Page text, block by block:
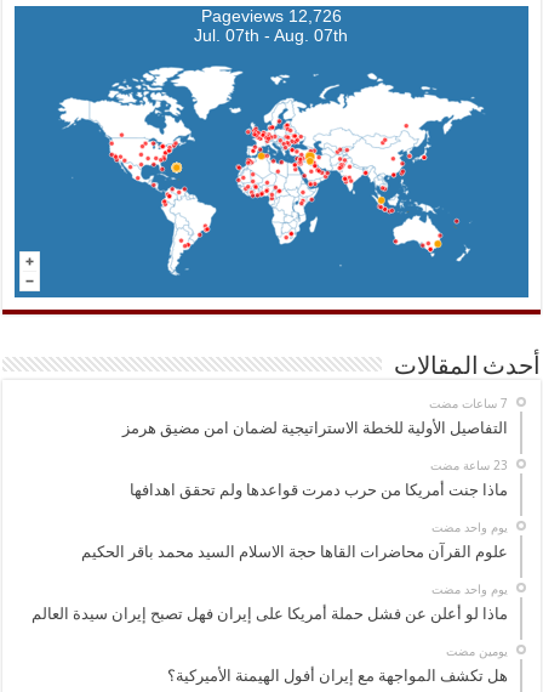
12,726 Pageviews
Jul. 07th - Aug. 07th
أحدث المقالات
التفاصيل الأولية للخطة الاستراتيجية لضمان امن مضيق هرمز
ماذا جنت أمريكا من حرب دمرت قواعدها ولم تحقق اهدافها
‏يوم واحد مضت
علوم القرآن محاضرات القاها حجة الاسلام السيد محمد باقر الحكيم
‏يوم واحد مضت
ماذا لو أعلن عن فشل حملة أمريكا على إيران فهل تصبح إيران سيدة العالم
‏يومين مضت
هل تكشف المواجهة مع إيران أفول الهيمنة الأميركية؟